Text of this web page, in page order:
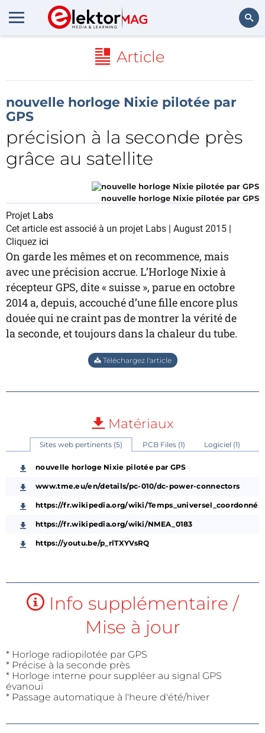
Article
nouvelle horloge Nixie pilotée par
GPS
précision à la seconde près
grâce au satellite
nouvelle horloge Nixie pilotée par GPS
Projet Labs
Cet article est associé à un projet Labs | August 2015 |
Cliquez ici
On garde les mêmes et on recommence, mais
avec une précision accrue. L’Horloge Nixie à
récepteur GPS, dite « suisse », parue en octobre
2014 a, depuis, accouché d’une fille encore plus
douée qui ne craint pas de montrer la vérité de
la seconde, et toujours dans la chaleur du tube.
Téléchargez l'article
Matériaux
Sites web pertinents (5) PCB Files (1) Logiciel (1)
nouvelle horloge Nixie pilotée par GPS
www.tme.eu/en/details/pc-010/dc-power-connectors
https://fr.wikipedia.org/wiki/Temps_universel_coordonné
https://fr.wikipedia.org/wiki/NMEA_0183
https://youtu.be/p_rlTXYVsRQ
Info supplémentaire /
Mise à jour
* Horloge radiopilotée par GPS
* Précise à la seconde près
* Horloge interne pour suppléer au signal GPS
évanoui
* Passage automatique à l'heure d'été/hiver